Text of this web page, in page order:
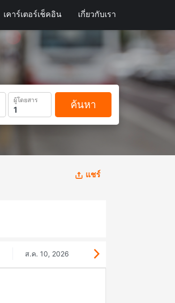
ผู้โดยสาร ค้นหา
เคาร์เตอร์เช็คอิน เกี่ยวกับเรา
แชร์
ส.ค. 10, 2026